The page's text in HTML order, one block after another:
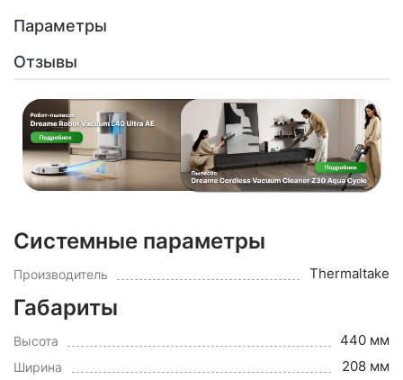
Параметры
Отзывы
Системные параметры
Производитель Thermaltake
Габариты
Высота 440 мм
Ширина 208 мм